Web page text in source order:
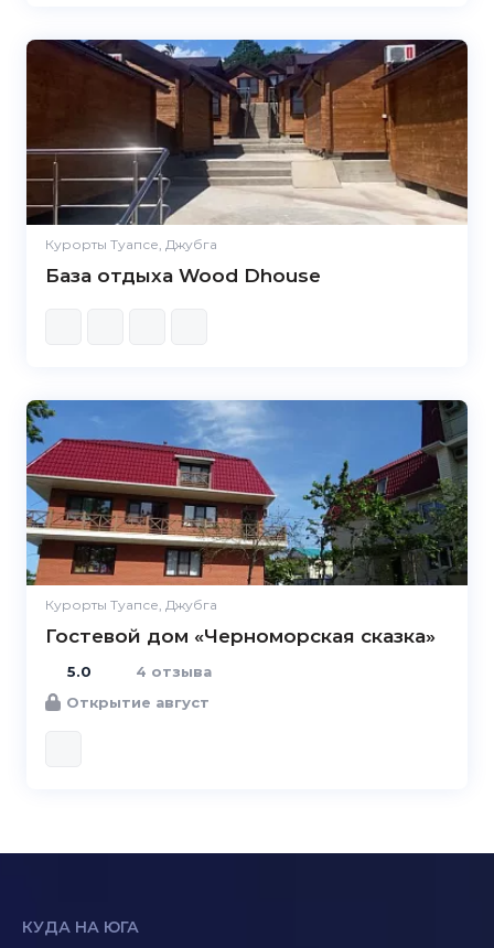
Курорты Туапсе, Джубга
База отдыха Wood Dhouse
Курорты Туапсе, Джубга
Гостевой дом «Черноморская сказка»
5.0
5.0
4 отзыва
Открытие август
КУДА НА ЮГА